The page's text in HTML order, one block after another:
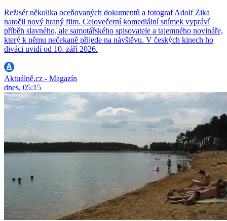
Režisér několika oceňovaných dokumentů a fotograf Adolf Zika
natočil nový hraný film. Celovečerní komediální snímek vypráví
příběh slavného, ale samotářského spisovatele a tajemného novináře,
který k němu nečekaně přijede na návštěvu. V českých kinech ho
diváci uvidí od 10. září 2026.
Aktuálně.cz - Magazín
dnes, 05:15